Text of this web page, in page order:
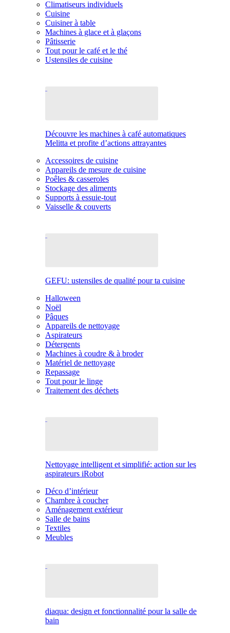
Climatiseurs individuels
Cuisine
Cuisiner à table
Machines à glace et à glaçons
Pâtisserie
Tout pour le café et le thé
Ustensiles de cuisine
Découvre les machines à café automatiques
Melitta et profite d’actions attrayantes
Accessoires de cuisine
Appareils de mesure de cuisine
Poêles & casseroles
Stockage des aliments
Supports à essuie-tout
Vaisselle & couverts
GEFU: ustensiles de qualité pour ta cuisine
Halloween
Noël
Pâques
Appareils de nettoyage
Aspirateurs
Détergents
Machines à coudre & à broder
Matériel de nettoyage
Repassage
Tout pour le linge
Traitement des déchets
Nettoyage intelligent et simplifié: action sur les
aspirateurs iRobot
Déco d’intérieur
Chambre à coucher
Aménagement extérieur
Salle de bains
Textiles
Meubles
diaqua: design et fonctionnalité pour la salle de
bain